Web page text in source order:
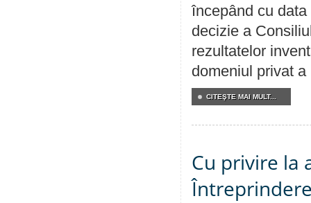
începând cu
decizie a
rezultatelor
domeniul privat a
CITEŞTE MAI MULT...
Cu privire la